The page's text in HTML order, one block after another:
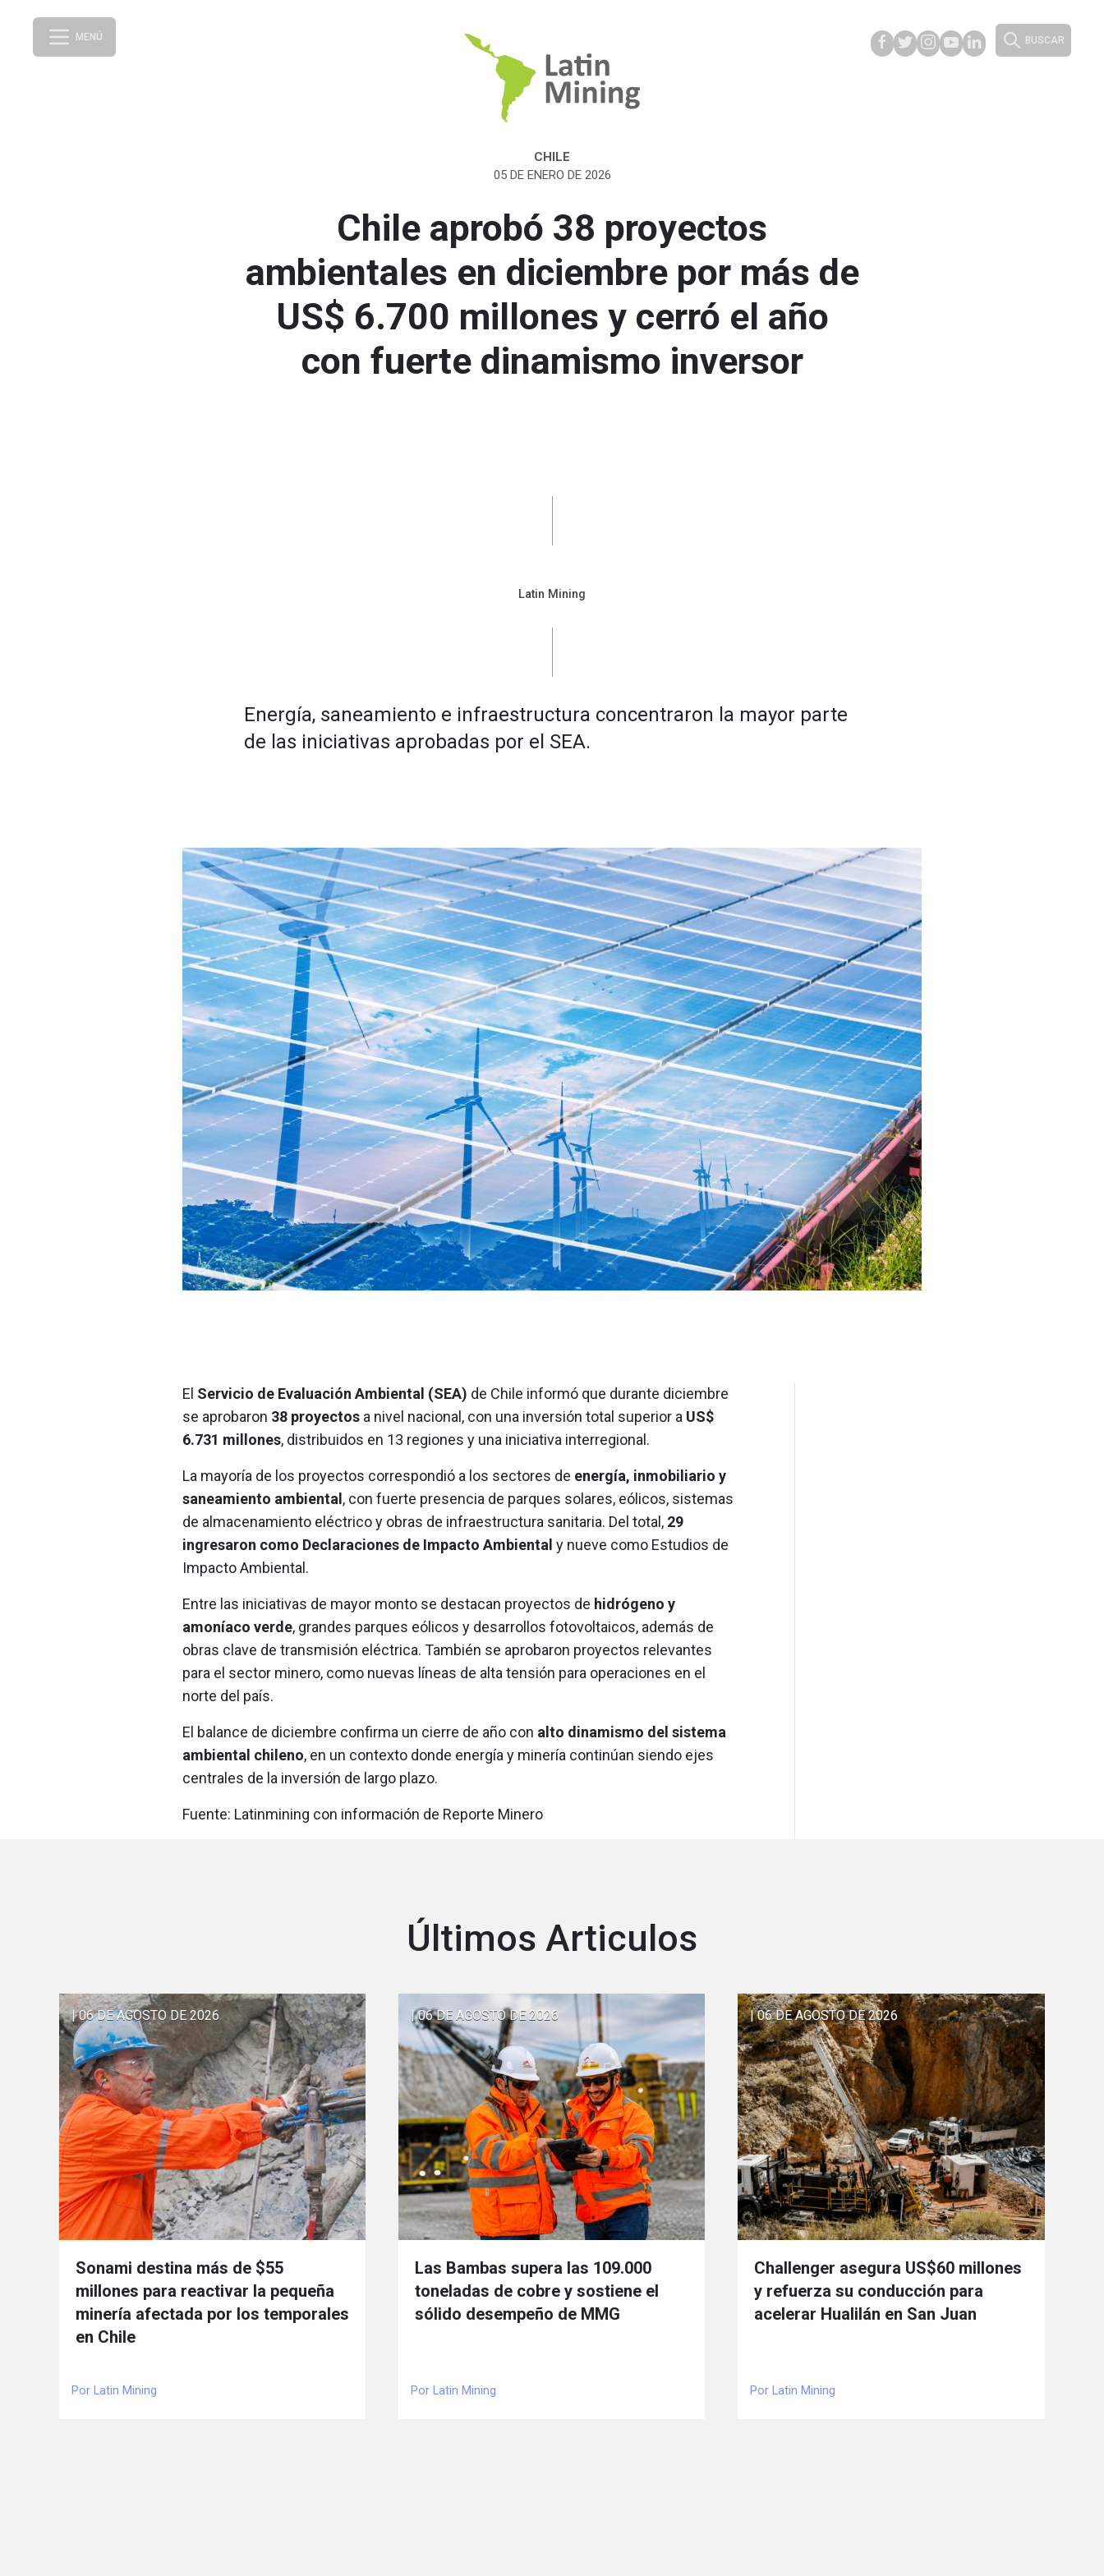
MENÚ BUSCAR
CHILE
05 DE ENERO DE 2026
Chile aprobó 38 proyectos
ambientales en diciembre por más de
US$ 6.700 millones y cerró el año
con fuerte dinamismo inversor
Latin Mining
Energía, saneamiento e infraestructura concentraron la mayor parte
de las iniciativas aprobadas por el SEA.
El Servicio de Evaluación Ambiental (SEA) de Chile informó que durante diciembre
se aprobaron 38 proyectos a nivel nacional, con una inversión total superior a US$
6.731 millones, distribuidos en 13 regiones y una iniciativa interregional.
La mayoría de los proyectos correspondió a los sectores de energía, inmobiliario y
saneamiento ambiental , con fuerte presencia de parques solares, eólicos, sistemas
de almacenamiento eléctrico y obras de infraestructura sanitaria. Del total, 29
ingresaron como Declaraciones de Impacto Ambiental y nueve como Estudios de
Impacto Ambiental.
Entre las iniciativas de mayor monto se destacan proyectos de hidrógeno y
amoníaco verde, grandes parques eólicos y desarrollos fotovoltaicos, además de
obras clave de transmisión eléctrica. También se aprobaron proyectos relevantes
para el sector minero, como nuevas líneas de alta tensión para operaciones en el
norte del país.
El balance de diciembre confirma un cierre de año con alto dinamismo del sistema
ambiental chileno, en un contexto donde energía y minería continúan siendo ejes
centrales de la inversión de largo plazo.
Fuente: Latinmining con información de Reporte Minero
Últimos Articulos
| 06 DE AGOSTO DE 2026
Sonami destina más de $55
millones para reactivar la pequeña
minería afectada por los temporales
en Chile
Por Latin Mining
| 06 DE AGOSTO DE 2026
Las Bambas supera las 109.000
toneladas de cobre y sostiene el
sólido desempeño de MMG
Por Latin Mining
| 06 DE AGOSTO DE 2026
Challenger asegura US$60 millones
y refuerza su conducción para
acelerar Hualilán en San Juan
Por Latin Mining